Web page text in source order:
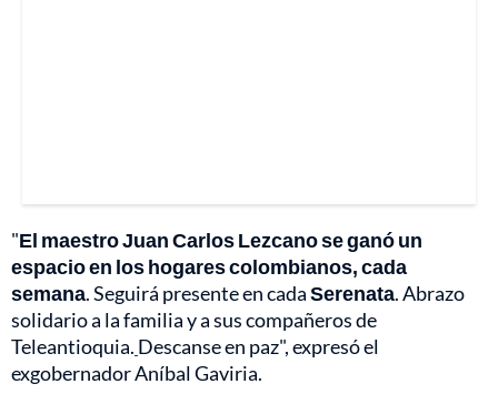
"El maestro Juan Carlos Lezcano se ganó un
espacio en los hogares colombianos, cada
semana. Seguirá presente en cadaSerenata. Abrazo
solidario a la familia y a sus compañeros de
Teleantioquia. Descanse en paz", expresó el
exgobernador Aníbal Gaviria.